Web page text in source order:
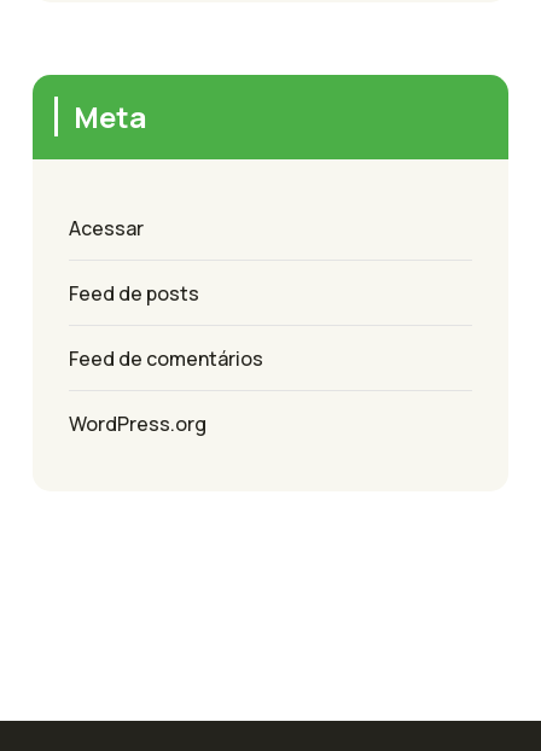
Meta
Acessar
Feed de posts
Feed de comentários
WordPress.org